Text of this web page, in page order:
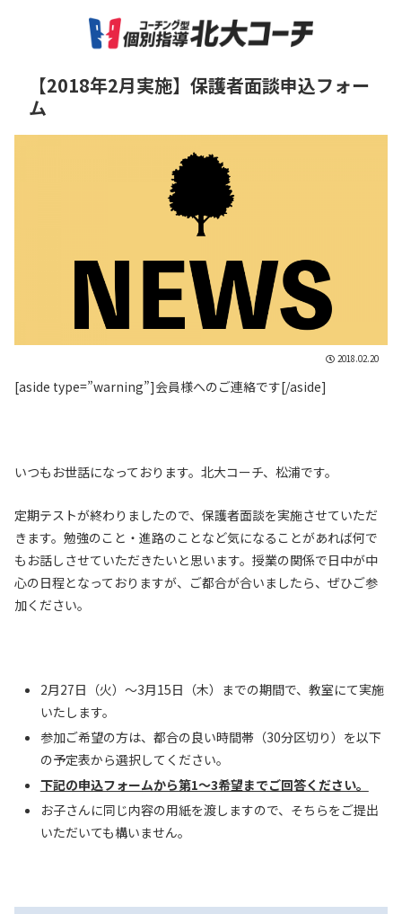
【2018年2月実施】保護者面談申込フォー
ム
2018.02.20
[aside type=”warning”]会員様へのご連絡です[/aside]
いつもお世話になっております。北大コーチ、松浦です。
定期テストが終わりましたので、保護者面談を実施させていただ
きます。勉強のこと・進路のことなど気になることがあれば何で
もお話しさせていただきたいと思います。授業の関係で日中が中
心の日程となっておりますが、ご都合が合いましたら、ぜひご参
加ください。
2月27日（火）～3月15日（木）までの期間で、教室にて実施
いたします。
参加ご希望の方は、都合の良い時間帯（30分区切り）を以下
の予定表から選択してください。
下記の申込フォームから第1〜3希望までご回答ください。
お子さんに同じ内容の用紙を渡しますので、そちらをご提出
いただいても構いません。